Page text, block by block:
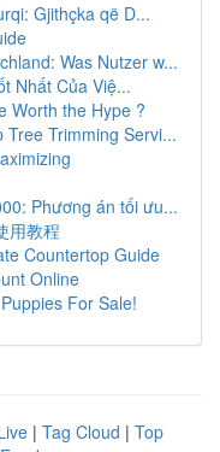
Gjithçka që D...
Was Nutzer w...
Nhất Của Việ...
Worth the Hype ?
Trimming Servi...
Phương án tối ưu...
用教程
Countertop Guide
Online
For Sale!
| Tag Cloud | Top